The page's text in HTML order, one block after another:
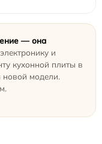
— она
и
кухонной плиты в
новой модели.